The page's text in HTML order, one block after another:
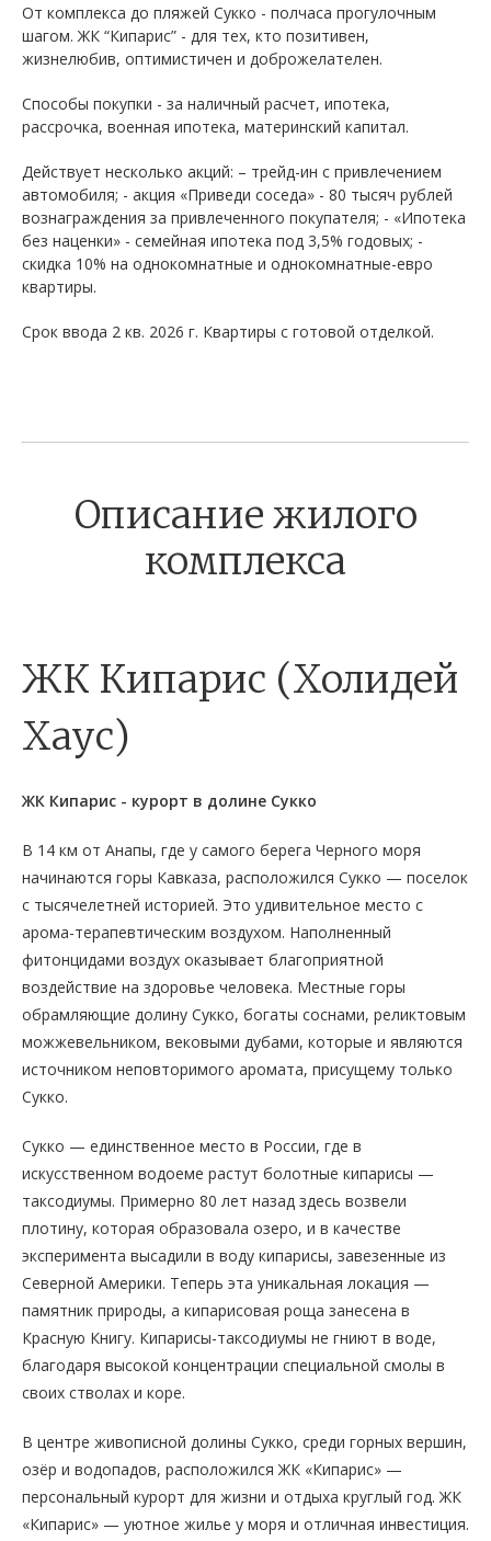
От комплекса до пляжей Сукко - полчаса прогулочным
шагом. ЖК “Кипарис” - для тех, кто позитивен,
жизнелюбив, оптимистичен и доброжелателен.
Способы покупки - за наличный расчет, ипотека,
рассрочка, военная ипотека, материнский капитал.
Действует несколько акций: – трейд-ин с привлечением
автомобиля; - акция «Приведи соседа» - 80 тысяч рублей
вознаграждения за привлеченного покупателя; - «Ипотека
без наценки» - семейная ипотека под 3,5% годовых; -
скидка 10% на однокомнатные и однокомнатные-евро
квартиры.
Срок ввода 2 кв. 2026 г. Квартиры с готовой отделкой.
Описание жилого
комплекса
ЖК Кипарис (Холидей
Хаус)
ЖК Кипарис - курорт в долине Сукко
В 14 км от Анапы, где у самого берега Черного моря
начинаются горы Кавказа, расположился Сукко — поселок
с тысячелетней историей. Это удивительное место с
арома-терапевтическим воздухом. Наполненный
фитонцидами воздух оказывает благоприятной
воздействие на здоровье человека. Местные горы
обрамляющие долину Сукко, богаты соснами, реликтовым
можжевельником, вековыми дубами, которые и являются
источником неповторимого аромата, присущему только
Сукко.
Сукко — единственное место в России, где в
искусственном водоеме растут болотные кипарисы —
таксодиумы. Примерно 80 лет назад здесь возвели
плотину, которая образовала озеро, и в качестве
эксперимента высадили в воду кипарисы, завезенные из
Северной Америки. Теперь эта уникальная локация —
памятник природы, а кипарисовая роща занесена в
Красную Книгу. Кипарисы-таксодиумы не гниют в воде,
благодаря высокой концентрации специальной смолы в
своих стволах и коре.
В центре живописной долины Сукко, среди горных вершин,
озёр и водопадов, расположился ЖК «Кипарис» —
персональный курорт для жизни и отдыха круглый год. ЖК
«Кипарис» — уютное жилье у моря и отличная инвестиция.